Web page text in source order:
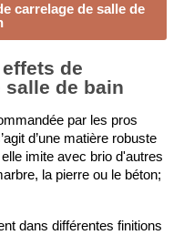
carrelage de salle de
de
de bain
par les pros
d’une matière robuste
imite avec brio d'autres
la pierre ou le béton;
dans différentes finitions